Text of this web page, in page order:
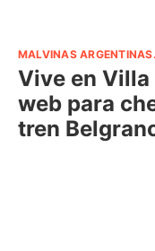
MALVINAS ARGENTINAS
Vive en Villa
web para
tren